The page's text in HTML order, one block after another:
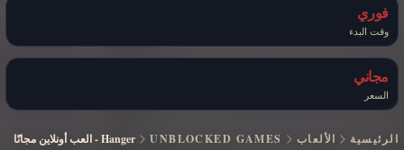
فوري
وقت البدء
مجاني
السعر
الرئيسية الألعاب UNBLOCKED GAMES
Hanger
-العب أونلاين مجانًا